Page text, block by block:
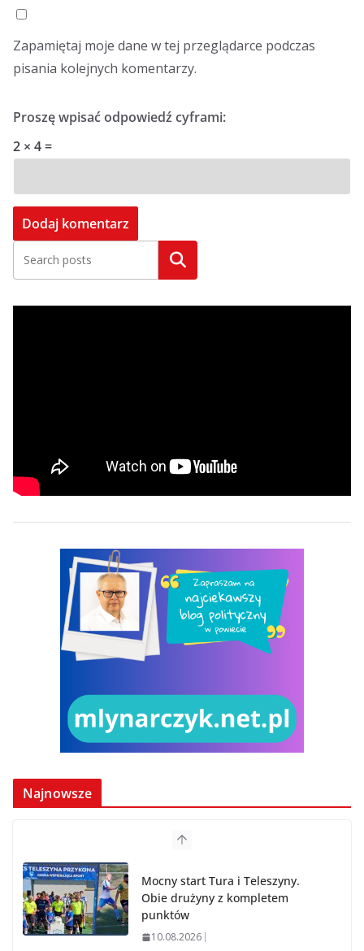
Zapamiętaj moje dane w tej przeglądarce podczas
pisania kolejnych komentarzy.
Proszę wpisać odpowiedź cyframi:
2 × 4 =
Szukaj
Najnowsze
Mocny start Tura i Teleszyny.
Obie drużyny z kompletem
punktów
10.08.2026